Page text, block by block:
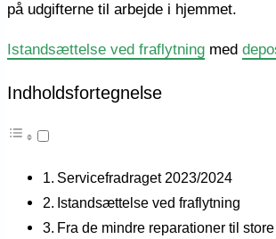
på udgifterne til arbejde i hjemmet.
Istandsættelse ved fraflytning med
Indholdsfortegnelse
Servicefradraget 2023/2024
Istandsættelse ved fraflytning
Fra de mindre reparationer til